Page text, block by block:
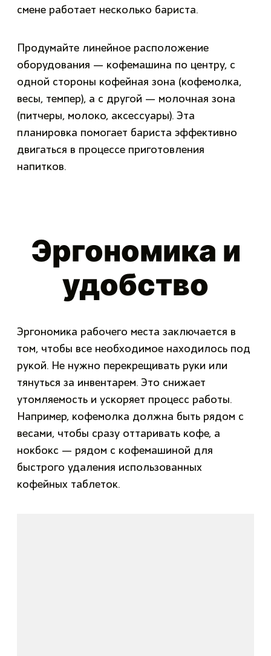
смене работает несколько бариста.
Продумайте линейное расположение
оборудования — кофемашина по центру, с
одной стороны кофейная зона (кофемолка,
весы, темпер), а с другой — молочная зона
(питчеры, молоко, аксессуары). Эта
планировка помогает бариста эффективно
двигаться в процессе приготовления
напитков.
Эргономика и
удобство
Эргономика рабочего места заключается в
том, чтобы все необходимое находилось под
рукой. Не нужно перекрещивать руки или
тянуться за инвентарем. Это снижает
утомляемость и ускоряет процесс работы.
Например, кофемолка должна быть рядом с
весами, чтобы сразу оттаривать кофе, а
нокбокс — рядом с кофемашиной для
быстрого удаления использованных
кофейных таблеток.